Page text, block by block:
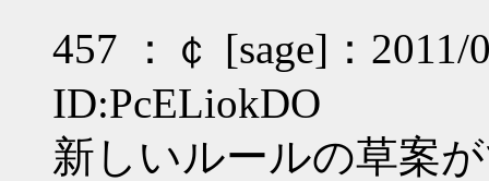
457 ：￠ [sage]：2011/
ID:PcELiokDO
新しいルールの草案